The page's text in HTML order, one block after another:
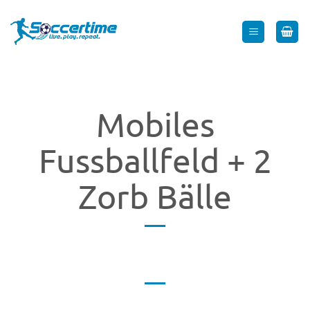
Inhalt
springen
Mobiles
Fussballfeld + 2
Zorb Bälle